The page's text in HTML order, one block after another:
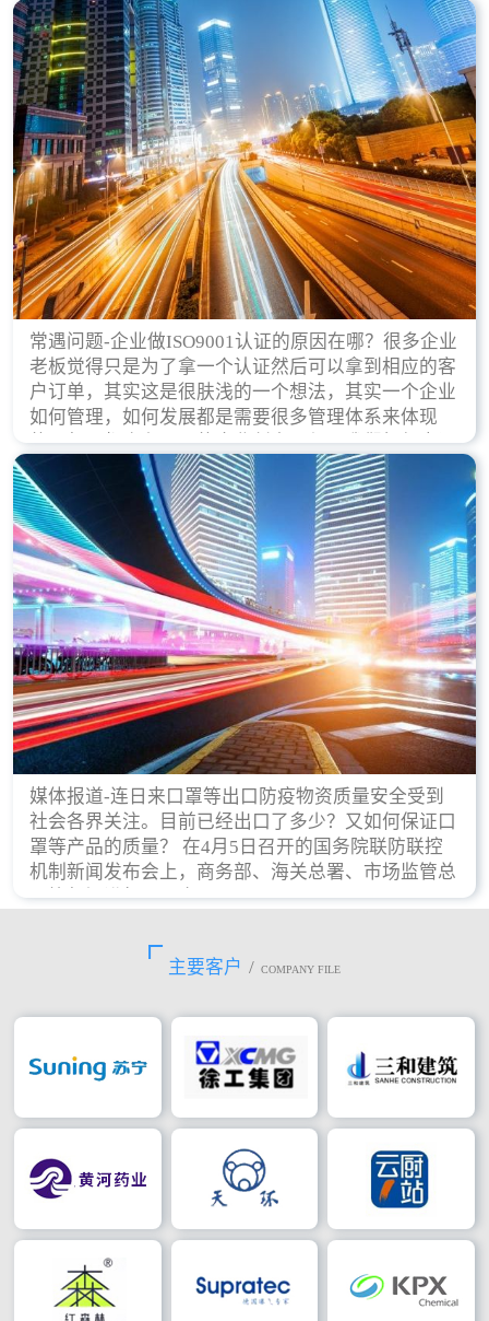
据。
常遇问题-企业做ISO9001认证的原因在哪？很多企业
老板觉得只是为了拿一个认证然后可以拿到相应的客
户订单，其实这是很肤浅的一个想法，其实一个企业
如何管理，如何发展都是需要很多管理体系来体现
的，每天都会有不同的企业创立，但是我们如何去证
实一个企业的合法，有质量保证了？这就是ISO9001
认证体现价值的时候，那么键锋小编就来细说下企业
做ISO9001认证的根本原因。
媒体报道-连日来口罩等出口防疫物资质量安全受到
社会各界关注。目前已经出口了多少？又如何保证口
罩等产品的质量？ 在4月5日召开的国务院联防联控
机制新闻发布会上，商务部、海关总署、市场监管总
局等部门进行了回应。
主要客户 / COMPANY FILE